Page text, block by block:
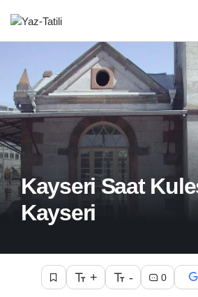
Kayseri Saat
Kayseri
+ - 0